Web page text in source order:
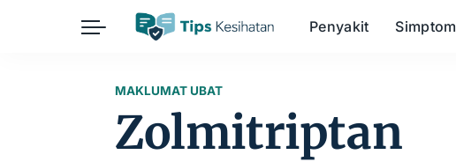
Penyakit Simptom
Herba
Keibubapaan
Kehamilan
Kesihatan Mental
Kesihatan Awam
Kesihatan Digital
Sains Sukan
MAKLUMAT UBAT
Zolmitriptan